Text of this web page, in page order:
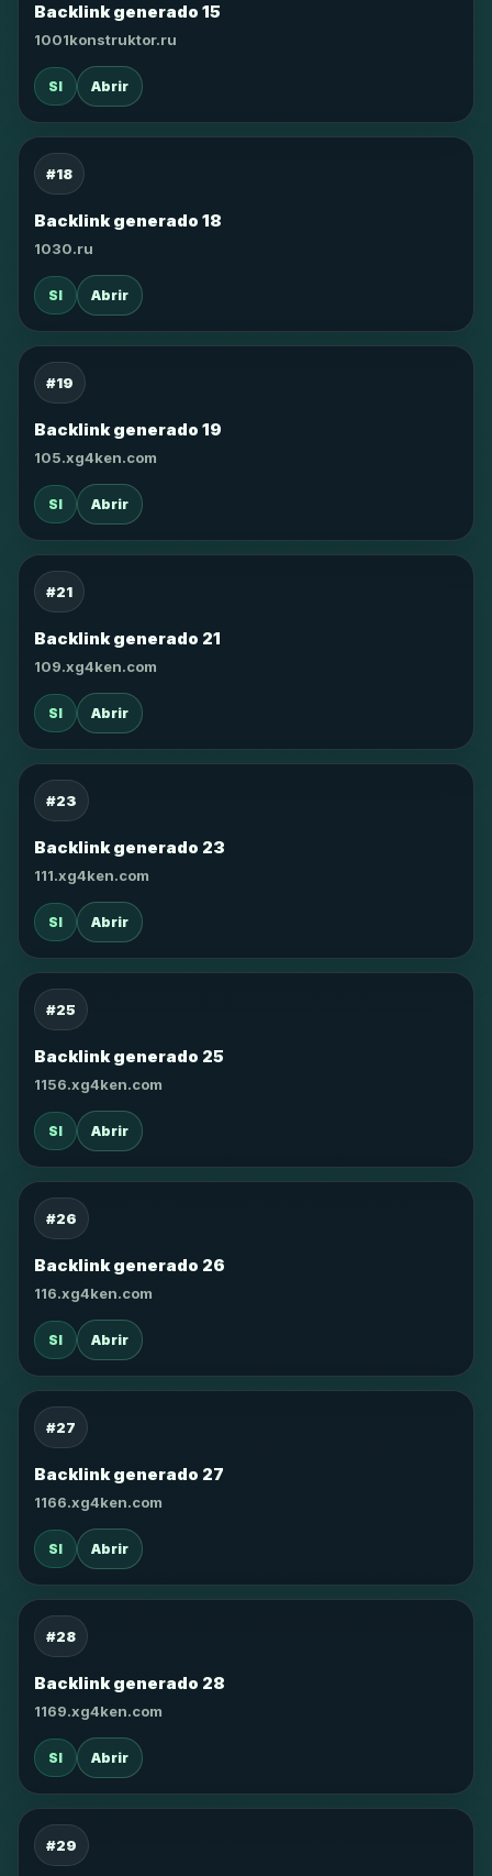
Backlink generado 15
1001konstruktor.ru
SI Abrir
#18
Backlink generado 18
1030.ru
SI Abrir
#19
Backlink generado 19
105.xg4ken.com
SI Abrir
#21
Backlink generado 21
109.xg4ken.com
SI Abrir
#23
Backlink generado 23
111.xg4ken.com
SI Abrir
#25
Backlink generado 25
1156.xg4ken.com
SI Abrir
#26
Backlink generado 26
116.xg4ken.com
SI Abrir
#27
Backlink generado 27
1166.xg4ken.com
SI Abrir
#28
Backlink generado 28
1169.xg4ken.com
SI Abrir
#29